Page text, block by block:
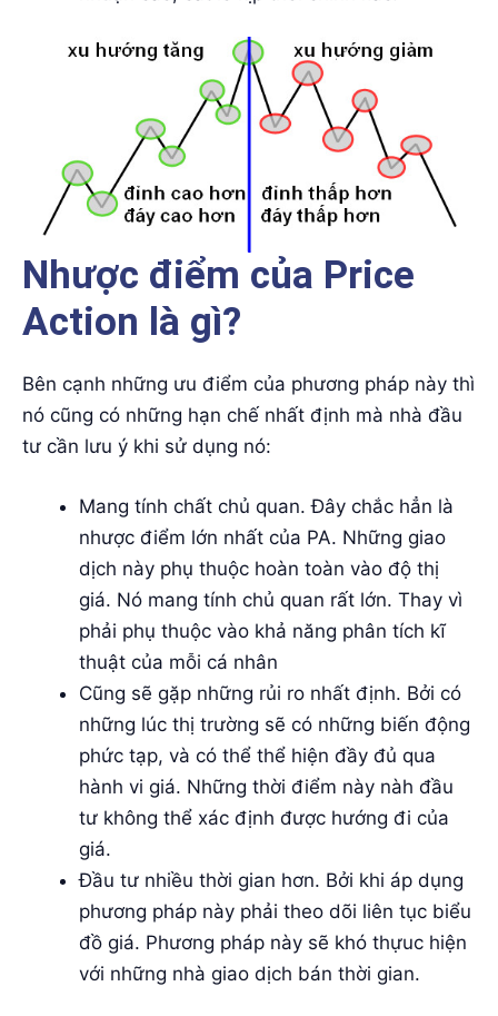
Nhược điểm của Price
Action là gì?
Bên cạnh những ưu điểm của phương pháp này thì
nó cũng có những hạn chế nhất định mà nhà đầu
tư cần lưu ý khi sử dụng nó:
Mang tính chất chủ quan. Đây chắc hẳn là
nhược điểm lớn nhất của PA. Những giao
dịch này phụ thuộc hoàn toàn vào độ thị
giá. Nó mang tính chủ quan rất lớn. Thay vì
phải phụ thuộc vào khả năng phân tích kĩ
thuật của mỗi cá nhân
Cũng sẽ gặp những rủi ro nhất định. Bởi có
những lúc thị trường sẽ có những biến động
phức tạp, và có thể thể hiện đầy đủ qua
hành vi giá. Những thời điểm này nàh đầu
tư không thể xác định được hướng đi của
giá.
Đầu tư nhiều thời gian hơn. Bởi khi áp dụng
phương pháp này phải theo dõi liên tục biểu
đồ giá. Phương pháp này sẽ khó thựuc hiện
với những nhà giao dịch bán thời gian.